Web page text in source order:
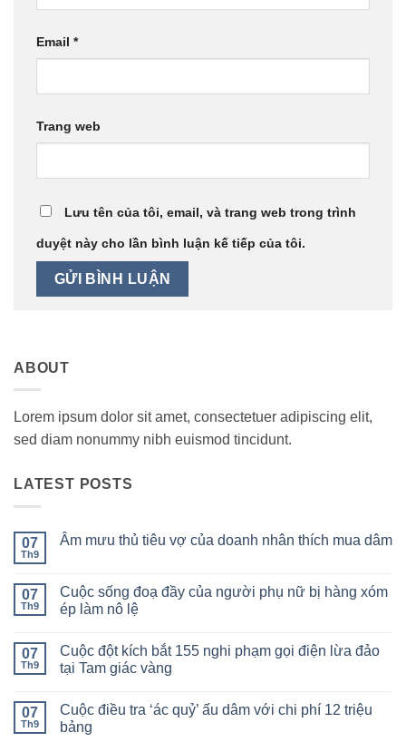
Email *
Trang web
Lưu tên của tôi, email, và trang web trong trình
duyệt này cho lần bình luận kế tiếp của tôi.
ABOUT
Lorem ipsum dolor sit amet, consectetuer adipiscing elit,
sed diam nonummy nibh euismod tincidunt.
LATEST POSTS
07
Th9
Âm mưu thủ tiêu vợ của doanh nhân thích mua dâm
luận
ở
Âm
tiêu
vợ
của
thích
mua
dâm
07
Th9
Cuộc sống đoạ đầy của người phụ nữ bị hàng xóm
ép làm nô lệ
bình
luận
ở
đoạ
đầy
của
07
Th9
Cuộc đột kích bắt 155 nghi phạm gọi điện lừa đảo
tại Tam giác vàng
bình
luận
ở
07
Th9
Cuộc điều tra ‘ác quỷ’ ấu dâm với chi phí 12 triệu
bảng